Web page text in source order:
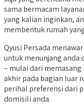
sama bermacam
yang kalian inginkan,
membentuk rumah
Qyusi Persada
untuk menunjang anda
– mulai dari
akhir pada bagian luar
perihal preferensi dari
domisili anda.